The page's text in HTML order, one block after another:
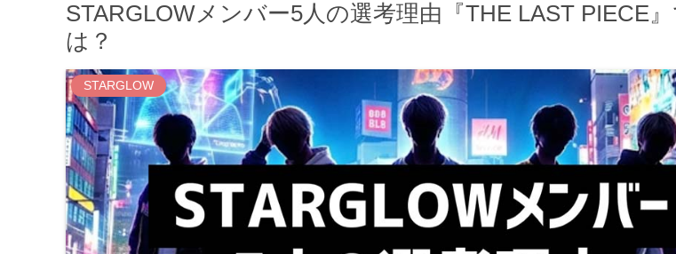
STARGLOWメンバー5人の選考理由『THE LAST PIECE
は？
STARGLOW